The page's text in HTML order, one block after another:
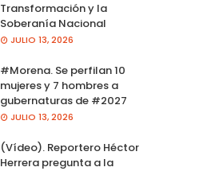
Transformación y la
Soberanía Nacional
JULIO 13, 2026
#Morena. Se perfilan 10
mujeres y 7 hombres a
gubernaturas de #2027
JULIO 13, 2026
(Vídeo). Reportero Héctor
Herrera pregunta a la